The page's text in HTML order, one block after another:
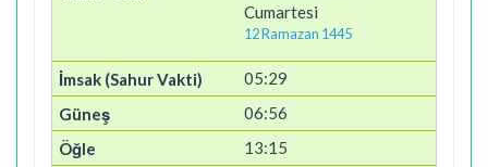
Cumartesi
12 Ramazan 1445
05:29
06:56
13:15